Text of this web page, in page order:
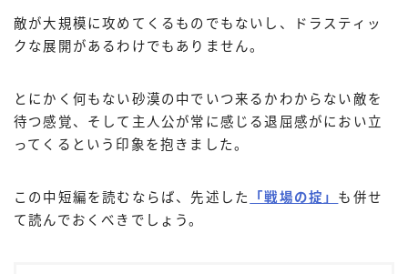
敵が大規模に攻めてくるものでもないし、ドラスティッ
クな展開があるわけでもありません。
とにかく何もない砂漠の中でいつ来るかわからない敵を
待つ感覚、そして主人公が常に感じる退屈感がにおい立
ってくるという印象を抱きました。
この中短編を読むならば、先述した 「戦場の掟」 も併せ
て読んでおくべきでしょう。